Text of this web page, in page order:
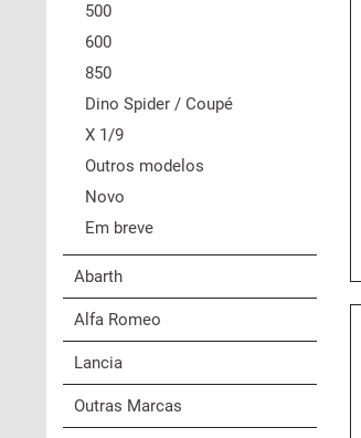
500
600
850
Dino Spider / Coupé
X 1/9
Outros modelos
Novo
Em breve
Abarth
Alfa Romeo
Lancia
Outras Marcas